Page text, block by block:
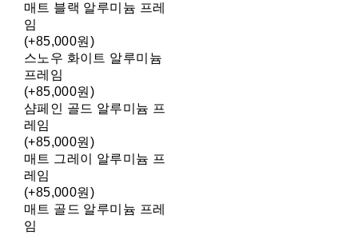
매트 블랙 알루미늄 프레
임
(+85,000원)
스노우 화이트 알루미늄
프레임
(+85,000원)
샴페인 골드 알루미늄 프
레임
(+85,000원)
매트 그레이 알루미늄 프
레임
(+85,000원)
매트 골드 알루미늄 프레
임